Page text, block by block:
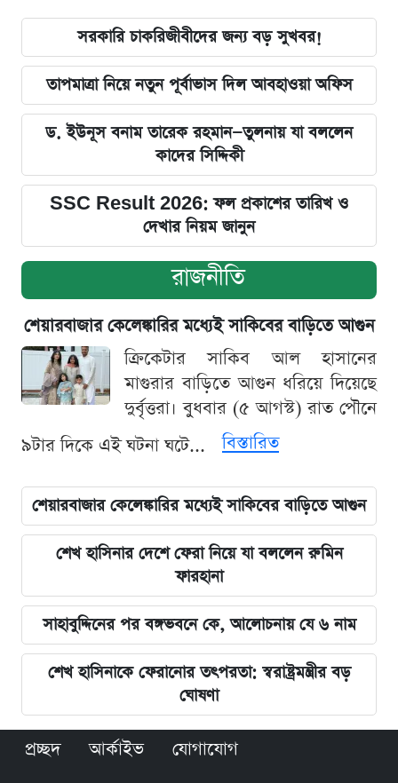
সরকারি চাকরিজীবীদের জন্য বড় সুখবর!
তাপমাত্রা নিয়ে নতুন পূর্বাভাস দিল আবহাওয়া অফিস
ড. ইউনূস বনাম তারেক রহমান—তুলনায় যা বললেন
কাদের সিদ্দিকী
SSC Result 2026: ফল প্রকাশের তারিখ ও
দেখার নিয়ম জানুন
রাজনীতি
শেয়ারবাজার কেলেঙ্কারির মধ্যেই সাকিবের বাড়িতে আগুন
ক্রিকেটার সাকিব আল হাসানের
মাগুরার বাড়িতে আগুন ধরিয়ে দিয়েছে
দুর্বৃত্তরা। বুধবার (৫ আগস্ট) রাত পৌনে
৯টার দিকে এই ঘটনা ঘটে...
বিস্তারিত
শেয়ারবাজার কেলেঙ্কারির মধ্যেই সাকিবের বাড়িতে আগুন
শেখ হাসিনার দেশে ফেরা নিয়ে যা বললেন রুমিন
ফারহানা
সাহাবুদ্দিনের পর বঙ্গভবনে কে, আলোচনায় যে ৬ নাম
শেখ হাসিনাকে ফেরানোর তৎপরতা: স্বরাষ্ট্রমন্ত্রীর বড়
ঘোষণা
প্রচ্ছদ আর্কাইভ যোগাযোগ